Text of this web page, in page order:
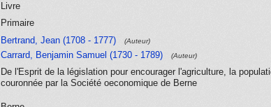
Livre
Primaire
Bertrand, Jean (1708 - 1777) (Auteur)
Carrard, Benjamin Samuel (1730 - 1789) (Auteur)
De l'Esprit de la législation pour encourager l'agriculture, la
couronnée par la Société oeconomique de Berne